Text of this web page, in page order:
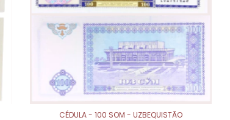
CÉDULA - 100 SOM - UZBEQUISTÃO